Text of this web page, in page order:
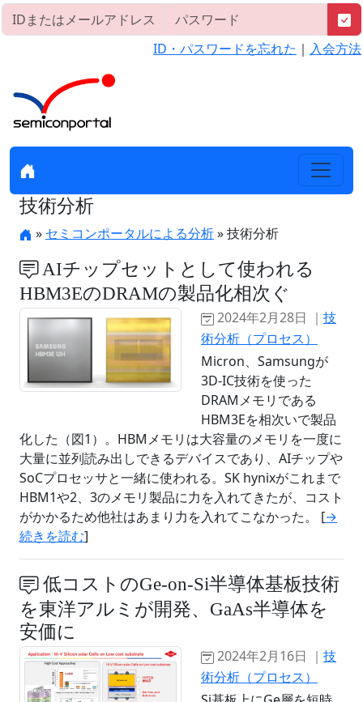
ID・パスワードを忘れた ｜ 入会方法
技術分析
» セミコンポータルによる分析» 技術分析
AIチップセットとして使われる
HBM3EのDRAMの製品化相次ぐ
2024年2月28日 ｜ 技
術分析（プロセス）
Micron、Samsungが
3D-IC技術を使った
DRAMメモリである
HBM3Eを相次いで製品
化した（図1）。HBMメモリは大容量のメモリを一度に
大量に並列読み出しできるデバイスであり、AIチップや
SoCプロセッサと一緒に使われる。SK hynixがこれまで
HBM1や2、3のメモリ製品に力を入れてきたが、コスト
がかかるため他社はあまり力を入れてこなかった。 [→
続きを読む]
低コストのGe-on-Si半導体基板技術
を東洋アルミが開発、GaAs半導体を
安価に
2024年2月16日 ｜ 技
術分析（プロセス）